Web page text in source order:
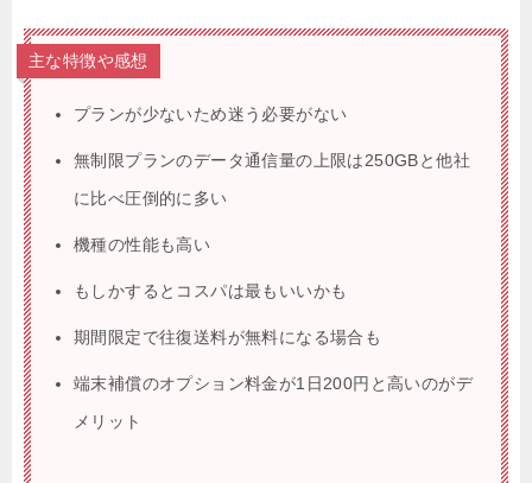
主な特徴や感想
プランが少ないため迷う必要がない
無制限プランのデータ通信量の上限は250GBと他社
に比べ圧倒的に多い
機種の性能も高い
もしかするとコスパは最もいいかも
期間限定で往復送料が無料になる場合も
端末補償のオプション料金が1日200円と高いのがデ
メリット